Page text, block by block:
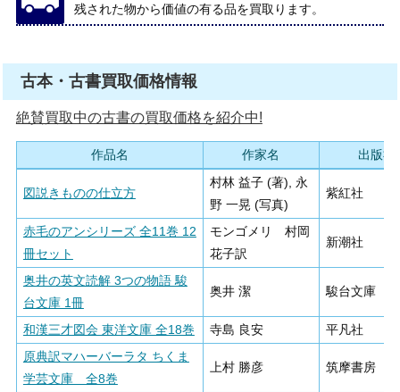
残された物から価値の有る品を買取ります。
古本・古書買取価格情報
絶賛買取中の古書の買取価格を紹介中!
作品名 作家名 出版社
図説きものの仕立方
村林 益子 (著), 永
野 一晃 (写真)
紫紅社
赤毛のアンシリーズ 全11巻 12
冊セット
モンゴメリ 村岡
花子訳
新潮社
奥井の英文読解 3つの物語 駿
台文庫 1冊
奥井 潔 駿台文庫
和漢三才図会 東洋文庫 全18巻 寺島 良安
平凡社
原典訳マハーバーラタ ちくま
学芸文庫 全8巻
上村 勝彦 筑摩書房